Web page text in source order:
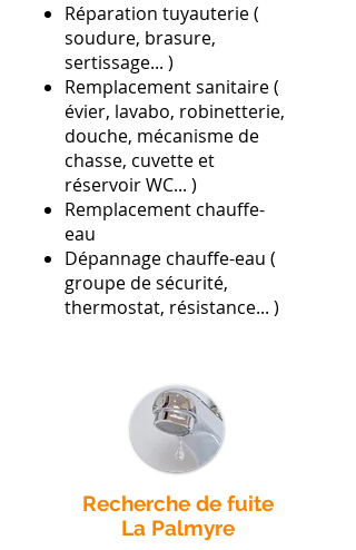
Réparation tuyauterie (
soudure, brasure,
sertissage... )
Remplacement sanitaire (
évier, lavabo, robinetterie,
douche, mécanisme de
chasse, cuvette et
réservoir WC... )
Remplacement chauffe-
eau
Dépannage chauffe-eau (
groupe de sécurité,
thermostat, résistance... )
Recherche de fuite
La Palmyre